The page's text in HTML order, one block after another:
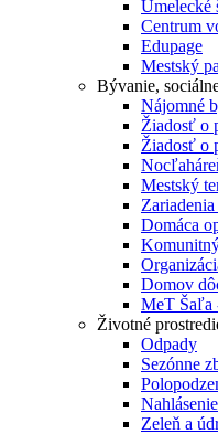
Umelecké
Centrum
Edupage
Mestský
Bývanie,
Nájomné
Žiadosť o
Žiadosť o
Mestský
Domáca
Domov
MeT Šaľa
Životné
Odpady
Sezónne
Zeleň a